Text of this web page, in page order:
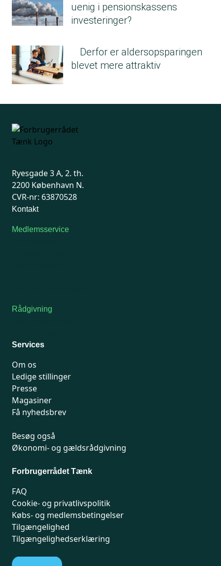
uenig i pensionskassens
investeringer?
Derfor er aldersopsparingen
blevet mere attraktiv
Ryesgade 3 A, 2. th.
2200 København N.
CVR-nr: 63870528
Kontakt
Medlemsservice
Rådgivning
Services
Om os
Ledige stillinger
Presse
Magasiner
Få nyhedsbrev
Besøg også
Økonomi- og gældsrådgivning
Forbrugerrådet Tænk
FAQ
Cookie- og privatlivspolitik
Købs- og medlemsbetingelser
Tilgængelighed
Tilgængelighedserklæring